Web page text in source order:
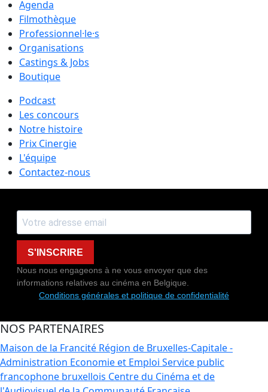
Agenda
Filmothèque
Professionnel·le·s
Organisations
Castings & Jobs
Boutique
Podcast
Les concours
Notre histoire
Prix Cinergie
L'équipe
Contactez-nous
S'INSCRIRE
Nous nous engageons à ne vous envoyer que des
informations relatives au cinéma en Belgique.
Conditions générales et politique de confidentialité
NOS PARTENAIRES
Maison de la Francité Région de Bruxelles-Capitale -
Administration Economie et Emploi Service public
francophone bruxellois Centre du Cinéma et de